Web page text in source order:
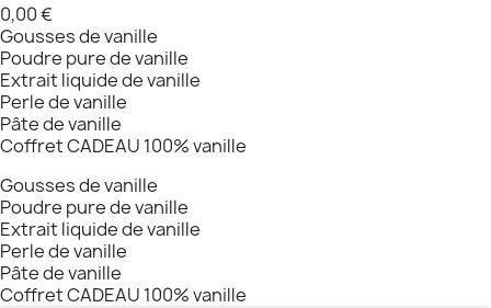
0,00 €
Gousses de vanille
Poudre pure de vanille
Extrait liquide de vanille
Perle de vanille
Pâte de vanille
Coffret CADEAU 100% vanille
Gousses de vanille
Poudre pure de vanille
Extrait liquide de vanille
Perle de vanille
Pâte de vanille
Coffret CADEAU 100% vanille